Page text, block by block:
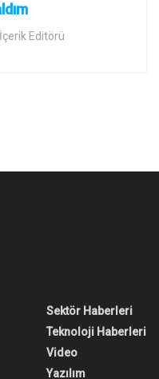
Editörü
Sektör Haberleri
Teknoloji Haberleri
Video
Yazılım